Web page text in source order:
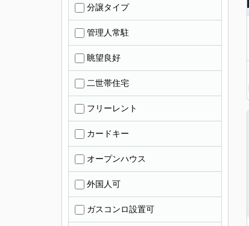
分譲タイプ
管理人常駐
眺望良好
二世帯住宅
フリーレント
カードキー
オープンハウス
外国人可
ガスコンロ設置可